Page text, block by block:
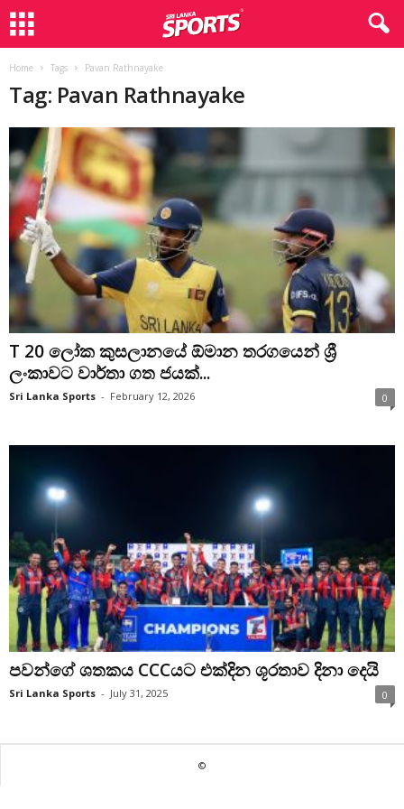
Home Tags Pavan Rathnayake
Tag: Pavan Rathnayake
T 20 ලෝක කුසලානයේ ඕමාන තරගයෙන් ශ්‍රී
ලංකාවට වාර්තා ගත ජයක්...
Sri Lanka Sports - February 12, 2026 0
පවන්ගේ ශතකය CCCයට එක්දින ශූරතාව දිනා දෙයි
Sri Lanka Sports - July 31, 2025 0
©